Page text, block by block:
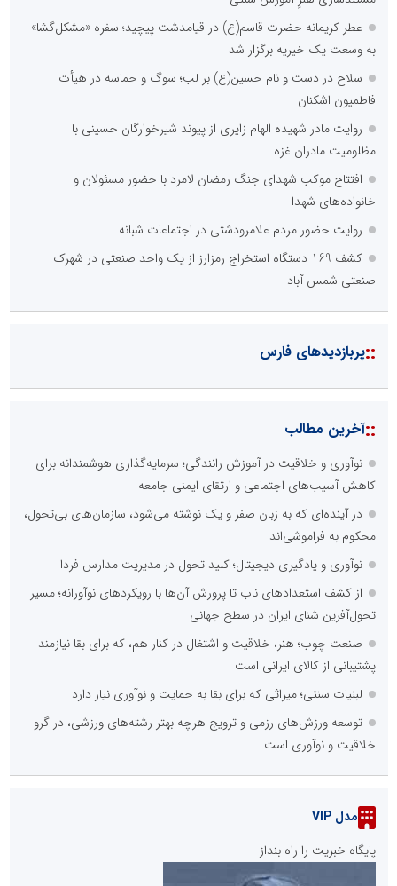
عطر کریمانه حضرت قاسم(ع) در قیامدشت پیچید؛ سفره «مشکل‌گشا»
به وسعت یک خیریه برگزار شد
سلاح در دست و نام حسین(ع) بر لب؛ سوگ و حماسه در هیأت
فاطمیون اشکنان
روایت مادر شهیده الهام زایری از پیوند شیرخوارگان حسینی با
مظلومیت مادران غزه
افتتاح موکب شهدای جنگ رمضان لامرد با حضور مسئولان و
خانواده‌های شهدا
روایت حضور مردم علامرودشتی در اجتماعات شبانه
کشف 169 دستگاه استخراج رمزارز از یک واحد صنعتی در شهرک
صنعتی شمس آباد
::پربازدیدهای فارس
::آخرین مطالب
نوآوری و خلاقیت در آموزش رانندگی؛ سرمایه‌گذاری هوشمندانه برای
کاهش آسیب‌های اجتماعی و ارتقای ایمنی جامعه
در آینده‌ای که به زبان صفر و یک نوشته می‌شود، سازمان‌های بی‌تحول،
محکوم به فراموشی‌اند
نوآوری و یادگیری دیجیتال؛ کلید تحول در مدیریت مدارس فردا
از کشف استعدادهای ناب تا پرورش آن‌ها با رویکردهای نوآورانه؛ مسیر
تحول‌آفرین شنای ایران در سطح جهانی
صنعت چوب؛ هنر، خلاقیت و اشتغال در کنار هم، که برای بقا نیازمند
پشتیبانی از کالای ایرانی است
لبنیات سنتی؛ میراثی که برای بقا به حمایت و نوآوری نیاز دارد
توسعه ورزش‌های رزمی و ترویج هرچه بهتر رشته‌های ورزشی، در گرو
خلاقیت و نوآوری است
مدل VIP
پایگاه خبریت را راه بنداز